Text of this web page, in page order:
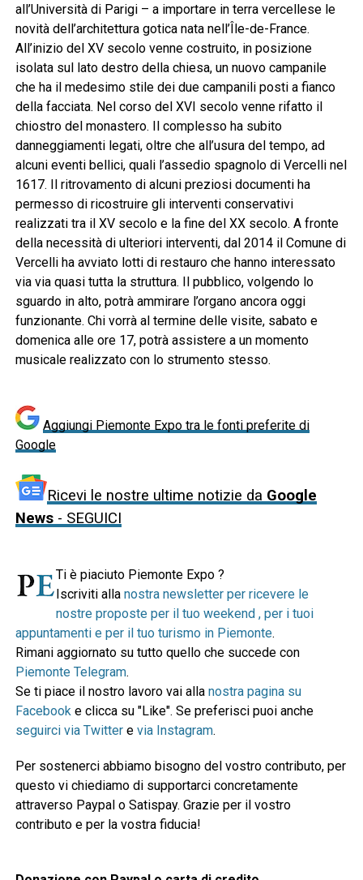
all’Università di Parigi – a importare in terra vercellese le
novità dell’architettura gotica nata nell’Île-de-France.
All’inizio del XV secolo venne costruito, in posizione
isolata sul lato destro della chiesa, un nuovo campanile
che ha il medesimo stile dei due campanili posti a fianco
della facciata. Nel corso del XVI secolo venne rifatto il
chiostro del monastero. Il complesso ha subito
danneggiamenti legati, oltre che all’usura del tempo, ad
alcuni eventi bellici, quali l’assedio spagnolo di Vercelli nel
1617. Il ritrovamento di alcuni preziosi documenti ha
permesso di ricostruire gli interventi conservativi
realizzati tra il XV secolo e la fine del XX secolo. A fronte
della necessità di ulteriori interventi, dal 2014 il Comune di
Vercelli ha avviato lotti di restauro che hanno interessato
via via quasi tutta la struttura. Il pubblico, volgendo lo
sguardo in alto, potrà ammirare l’organo ancora oggi
funzionante. Chi vorrà al termine delle visite, sabato e
domenica alle ore 17, potrà assistere a un momento
musicale realizzato con lo strumento stesso.
Aggiungi Piemonte Expo tra le fonti preferite di
Google
Ricevi le nostre ultime notizie da Google
News- SEGUICI
Ti è piaciuto Piemonte Expo ?
Iscriviti alla nostra newsletter per ricevere le
nostre proposte per il tuo weekend , per i tuoi
appuntamenti e per il tuo turismo in Piemonte.
Rimani aggiornato su tutto quello che succede con
Piemonte Telegram.
Se ti piace il nostro lavoro vai alla nostra pagina su
Facebook e clicca su "Like". Se preferisci puoi anche
seguirci via Twittere via Instagram.
Per sostenerci abbiamo bisogno del vostro contributo, per
questo vi chiediamo di supportarci concretamente
attraverso Paypal o Satispay. Grazie per il vostro
contributo e per la vostra fiducia!